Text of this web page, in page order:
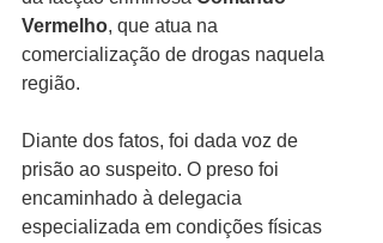
Vermelho, que atua na
comercialização de drogas naquela
região.
Diante dos fatos, foi dada voz de
prisão ao suspeito. O preso foi
encaminhado à delegacia
especializada em condições físicas